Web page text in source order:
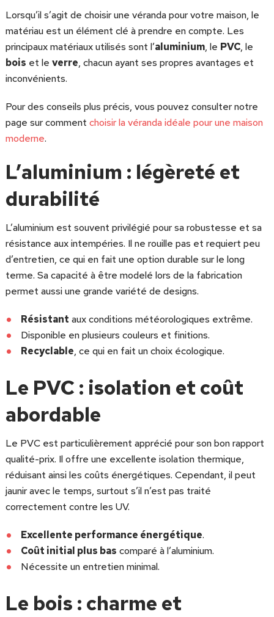
Lorsqu’il s’agit de choisir une véranda pour votre maison, le
matériau est un élément clé à prendre en compte. Les
principaux matériaux utilisés sont l’aluminium, le PVC, le
bois et le verre, chacun ayant ses propres avantages et
inconvénients.
Pour des conseils plus précis, vous pouvez consulter notre
page sur comment choisir la véranda idéale pour une maison
moderne.
L’aluminium : légèreté et
durabilité
L’aluminium est souvent privilégié pour sa robustesse et sa
résistance aux intempéries. Il ne rouille pas et requiert peu
d’entretien, ce qui en fait une option durable sur le long
terme. Sa capacité à être modelé lors de la fabrication
permet aussi une grande variété de designs.
Résistant aux conditions météorologiques extrême.
Disponible en plusieurs couleurs et finitions.
Recyclable, ce qui en fait un choix écologique.
Le PVC : isolation et coût
abordable
Le PVC est particulièrement apprécié pour son bon rapport
qualité-prix. Il offre une excellente isolation thermique,
réduisant ainsi les coûts énergétiques. Cependant, il peut
jaunir avec le temps, surtout s’il n’est pas traité
correctement contre les UV.
Excellente performance énergétique.
Coût initial plus bas comparé à l’aluminium.
Nécessite un entretien minimal.
Le bois : charme et